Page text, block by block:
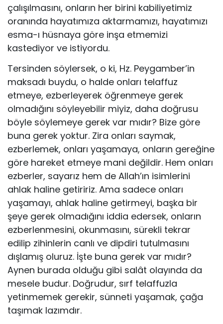
çalışılmasını, on­ların her birini kabiliyetimiz
oranında hayatımıza aktarmamızı, hayatımızı
esma-ı hüsnaya göre inşa etmemizi
kastediyor ve istiyordu.
Tersinden söylersek, o ki, Hz. Peygamber’in
maksadı buydu, o halde onları telaffuz
etmeye, ezberleyerek öğrenmeye gerek
olmadığını söyleyebilir miyiz, daha doğrusu
böyle söylemeye gerek var mıdır? Bize göre
buna gerek yoktur. Zira onları saymak,
ezberlemek, onları yaşamaya, onların gereğine
göre hareket etmeye mani değildir. Hem on­ları
ezberler, sayarız hem de Allah’ın isimlerini
ahlak haline getiririz. Ama sadece onları
yaşamayı, ahlak haline getirmeyi, başka bir
şeye gerek olmadığını id­dia edersek, onların
ezberlenmesini, okunmasını, sürekli tekrar
edilip zihinlerin canlı ve dipdiri tutulmasını
dışlamış oluruz. İşte buna gerek var mıdır?
Aynen burada olduğu gibi salât olayında da
mesele budur. Doğrudur, sırf telaffuzla
yetinmemek gerekir, sünneti yaşamak, çağa
taşımak lazımdır.